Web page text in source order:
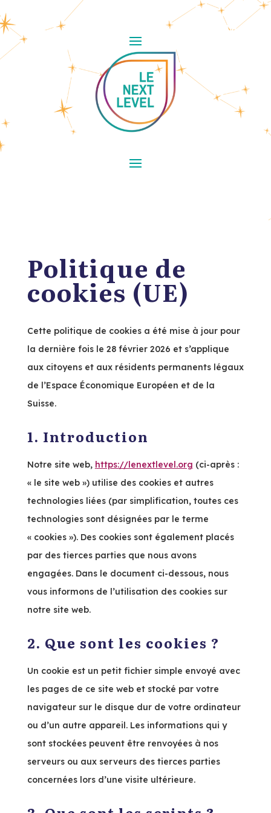
Politique de
cookies (UE)
Cette politique de cookies a été mise à jour pour
la dernière fois le 28 février 2026 et s’applique
aux citoyens et aux résidents permanents légaux
de l’Espace Économique Européen et de la
Suisse.
1. Introduction
Notre site web, https://lenextlevel.org (ci-après :
« le site web ») utilise des cookies et autres
technologies liées (par simplification, toutes ces
technologies sont désignées par le terme
« cookies »). Des cookies sont également placés
par des tierces parties que nous avons
engagées. Dans le document ci-dessous, nous
vous informons de l’utilisation des cookies sur
notre site web.
2. Que sont les cookies ?
Un cookie est un petit fichier simple envoyé avec
les pages de ce site web et stocké par votre
navigateur sur le disque dur de votre ordinateur
ou d’un autre appareil. Les informations qui y
sont stockées peuvent être renvoyées à nos
serveurs ou aux serveurs des tierces parties
concernées lors d’une visite ultérieure.